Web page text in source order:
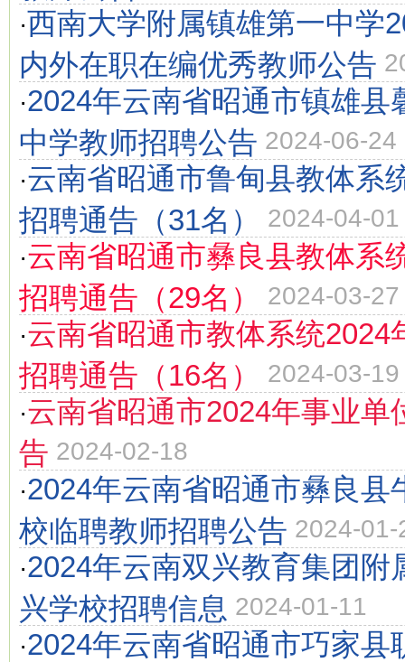
·西南大学附属镇雄第一中学
内外在职在编优秀教师公告
·2024年云南省昭通市镇雄县
中学教师招聘公告 2024-06-24
·云南省昭通市鲁甸县教体系
招聘通告（31名）
2024-04-01
·云南省昭通市彝良县教体系
招聘通告（29名）
2024-03-27
·云南省昭通市教体系统2024
招聘通告（16名）
2024-03-19
·云南省昭通市2024年事业单
告 2024-02-18
·2024年云南省昭通市彝良县
校临聘教师招聘公告 2024-01-
·2024年云南双兴教育集团附
兴学校招聘信息 2024-01-11
·2024年云南省昭通市巧家县